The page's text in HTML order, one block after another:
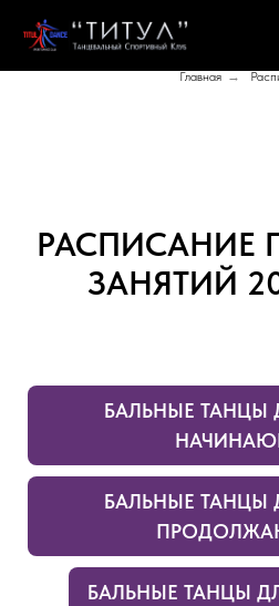
Главная →
РАСПИСАНИЕ
ЗАНЯТИЙ
БАЛЬНЫЕ ТАНЦЫ
БАЛЬНЫЕ ТАНЦЫ
БАЛЬНЫЕ ТАНЦЫ